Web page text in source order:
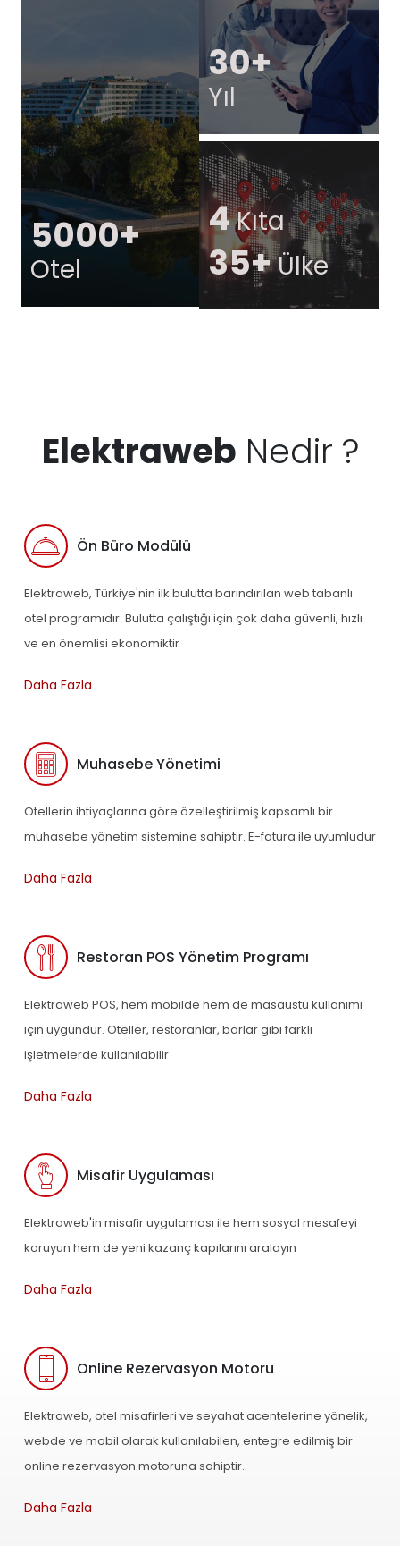
5000+
Otel
30+
Yıl
4Kıta
35+Ülke
Elektraweb Nedir ?
Ön Büro Modülü
Elektraweb, Türkiye'nin ilk bulutta barındırılan web tabanlı
otel programıdır. Bulutta çalıştığı için çok daha güvenli, hızlı
ve en önemlisi ekonomiktir
Daha Fazla
Muhasebe Yönetimi
Otellerin ihtiyaçlarına göre özelleştirilmiş kapsamlı bir
muhasebe yönetim sistemine sahiptir. E-fatura ile uyumludur
Daha Fazla
Restoran POS Yönetim Programı
Elektraweb POS, hem mobilde hem de masaüstü kullanımı
için uygundur. Oteller, restoranlar, barlar gibi farklı
işletmelerde kullanılabilir
Daha Fazla
Misafir Uygulaması
Elektraweb'in misafir uygulaması ile hem sosyal mesafeyi
koruyun hem de yeni kazanç kapılarını aralayın
Daha Fazla
Online Rezervasyon Motoru
Elektraweb, otel misafirleri ve seyahat acentelerine yönelik,
webde ve mobil olarak kullanılabilen, entegre edilmiş bir
online rezervasyon motoruna sahiptir.
Daha Fazla